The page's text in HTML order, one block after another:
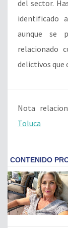
del sector.
identificado
aunque se
relacionado
delictivos que
Nota
Toluca